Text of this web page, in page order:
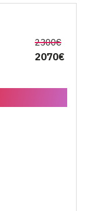
2300€
2070€